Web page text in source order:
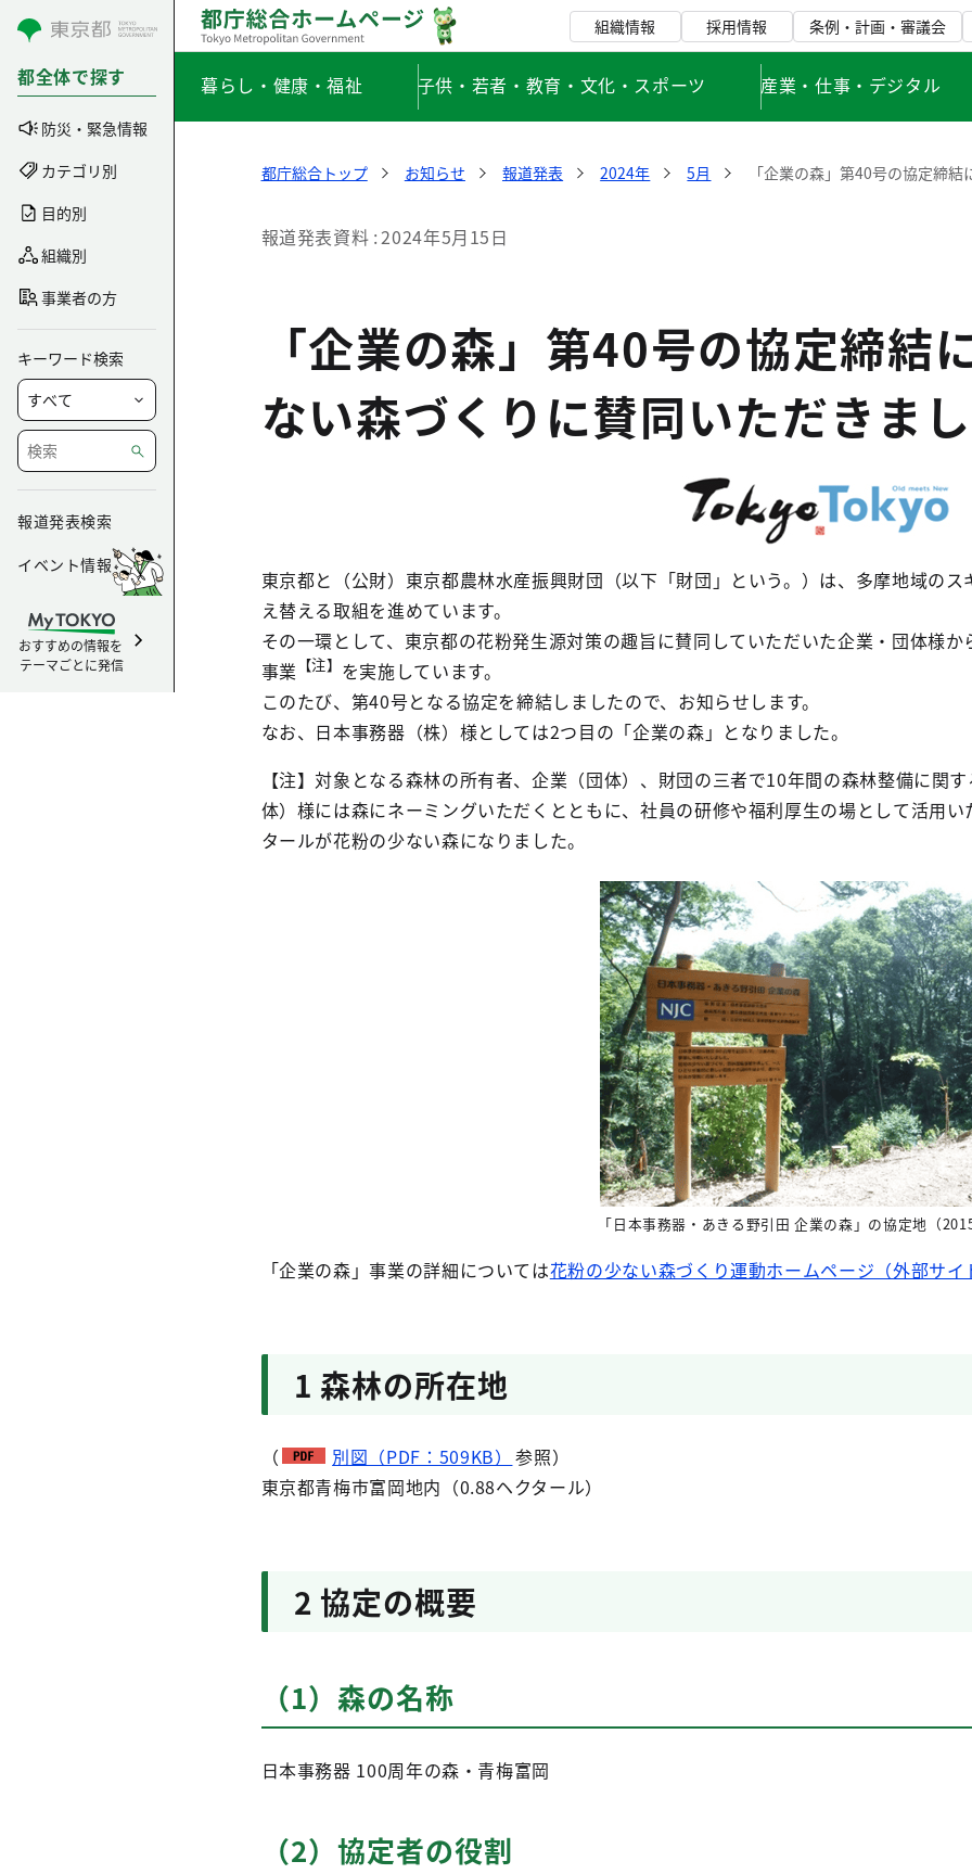
コンテンツにスキップ
都全体で探す
防災・緊急情報
カテゴリ別
目的別
組織別
事業者の方
キーワード検索
報道発表検索
イベント情報
おすすめの情報を
テーマごとに発信
組織情報 採用情報 条例・計画・審議会
暮らし・健康・福祉 子供・若者・教育・文化・スポーツ 産業・仕事・デジタル
都庁総合トップ お知らせ 報道発表 2024年 5月 「企業の森」第40号の協定締
報道発表資料 2024年5月15日
「企業の森」第40号の協定締結
ない森づくりに賛同いただきま
東京都と（公財）東京都農林水産振興財団（以下「財団」という。）は、多摩地域の
え替える取組を進めています。
その一環として、東京都の花粉発生源対策の趣旨に賛同していただいた企業・団体様
事業 【注】 を実施しています。
このたび、第40号となる協定を締結しましたので、お知らせします。
なお、日本事務器（株）様としては2つ目の「企業の森」となりました。
【注】対象となる森林の所有者、企業（団体）、財団の三者で10年間の森林整備に関
体）様には森にネーミングいただくとともに、社員の研修や福利厚生の場として活用
タールが花粉の少ない森になりました。
「日本事務器・あきる野引田 企業の森」の協定地（
「企業の森」事業の詳細については花粉の少ない森づくり運動ホームページ（外部サイ
1 森林の所在地
（ 別図（PDF：509KB）
参照）
東京都青梅市富岡地内（0.88ヘクタール）
2 協定の概要
（1）森の名称
日本事務器 100周年の森・青梅富岡
（2）協定者の役割